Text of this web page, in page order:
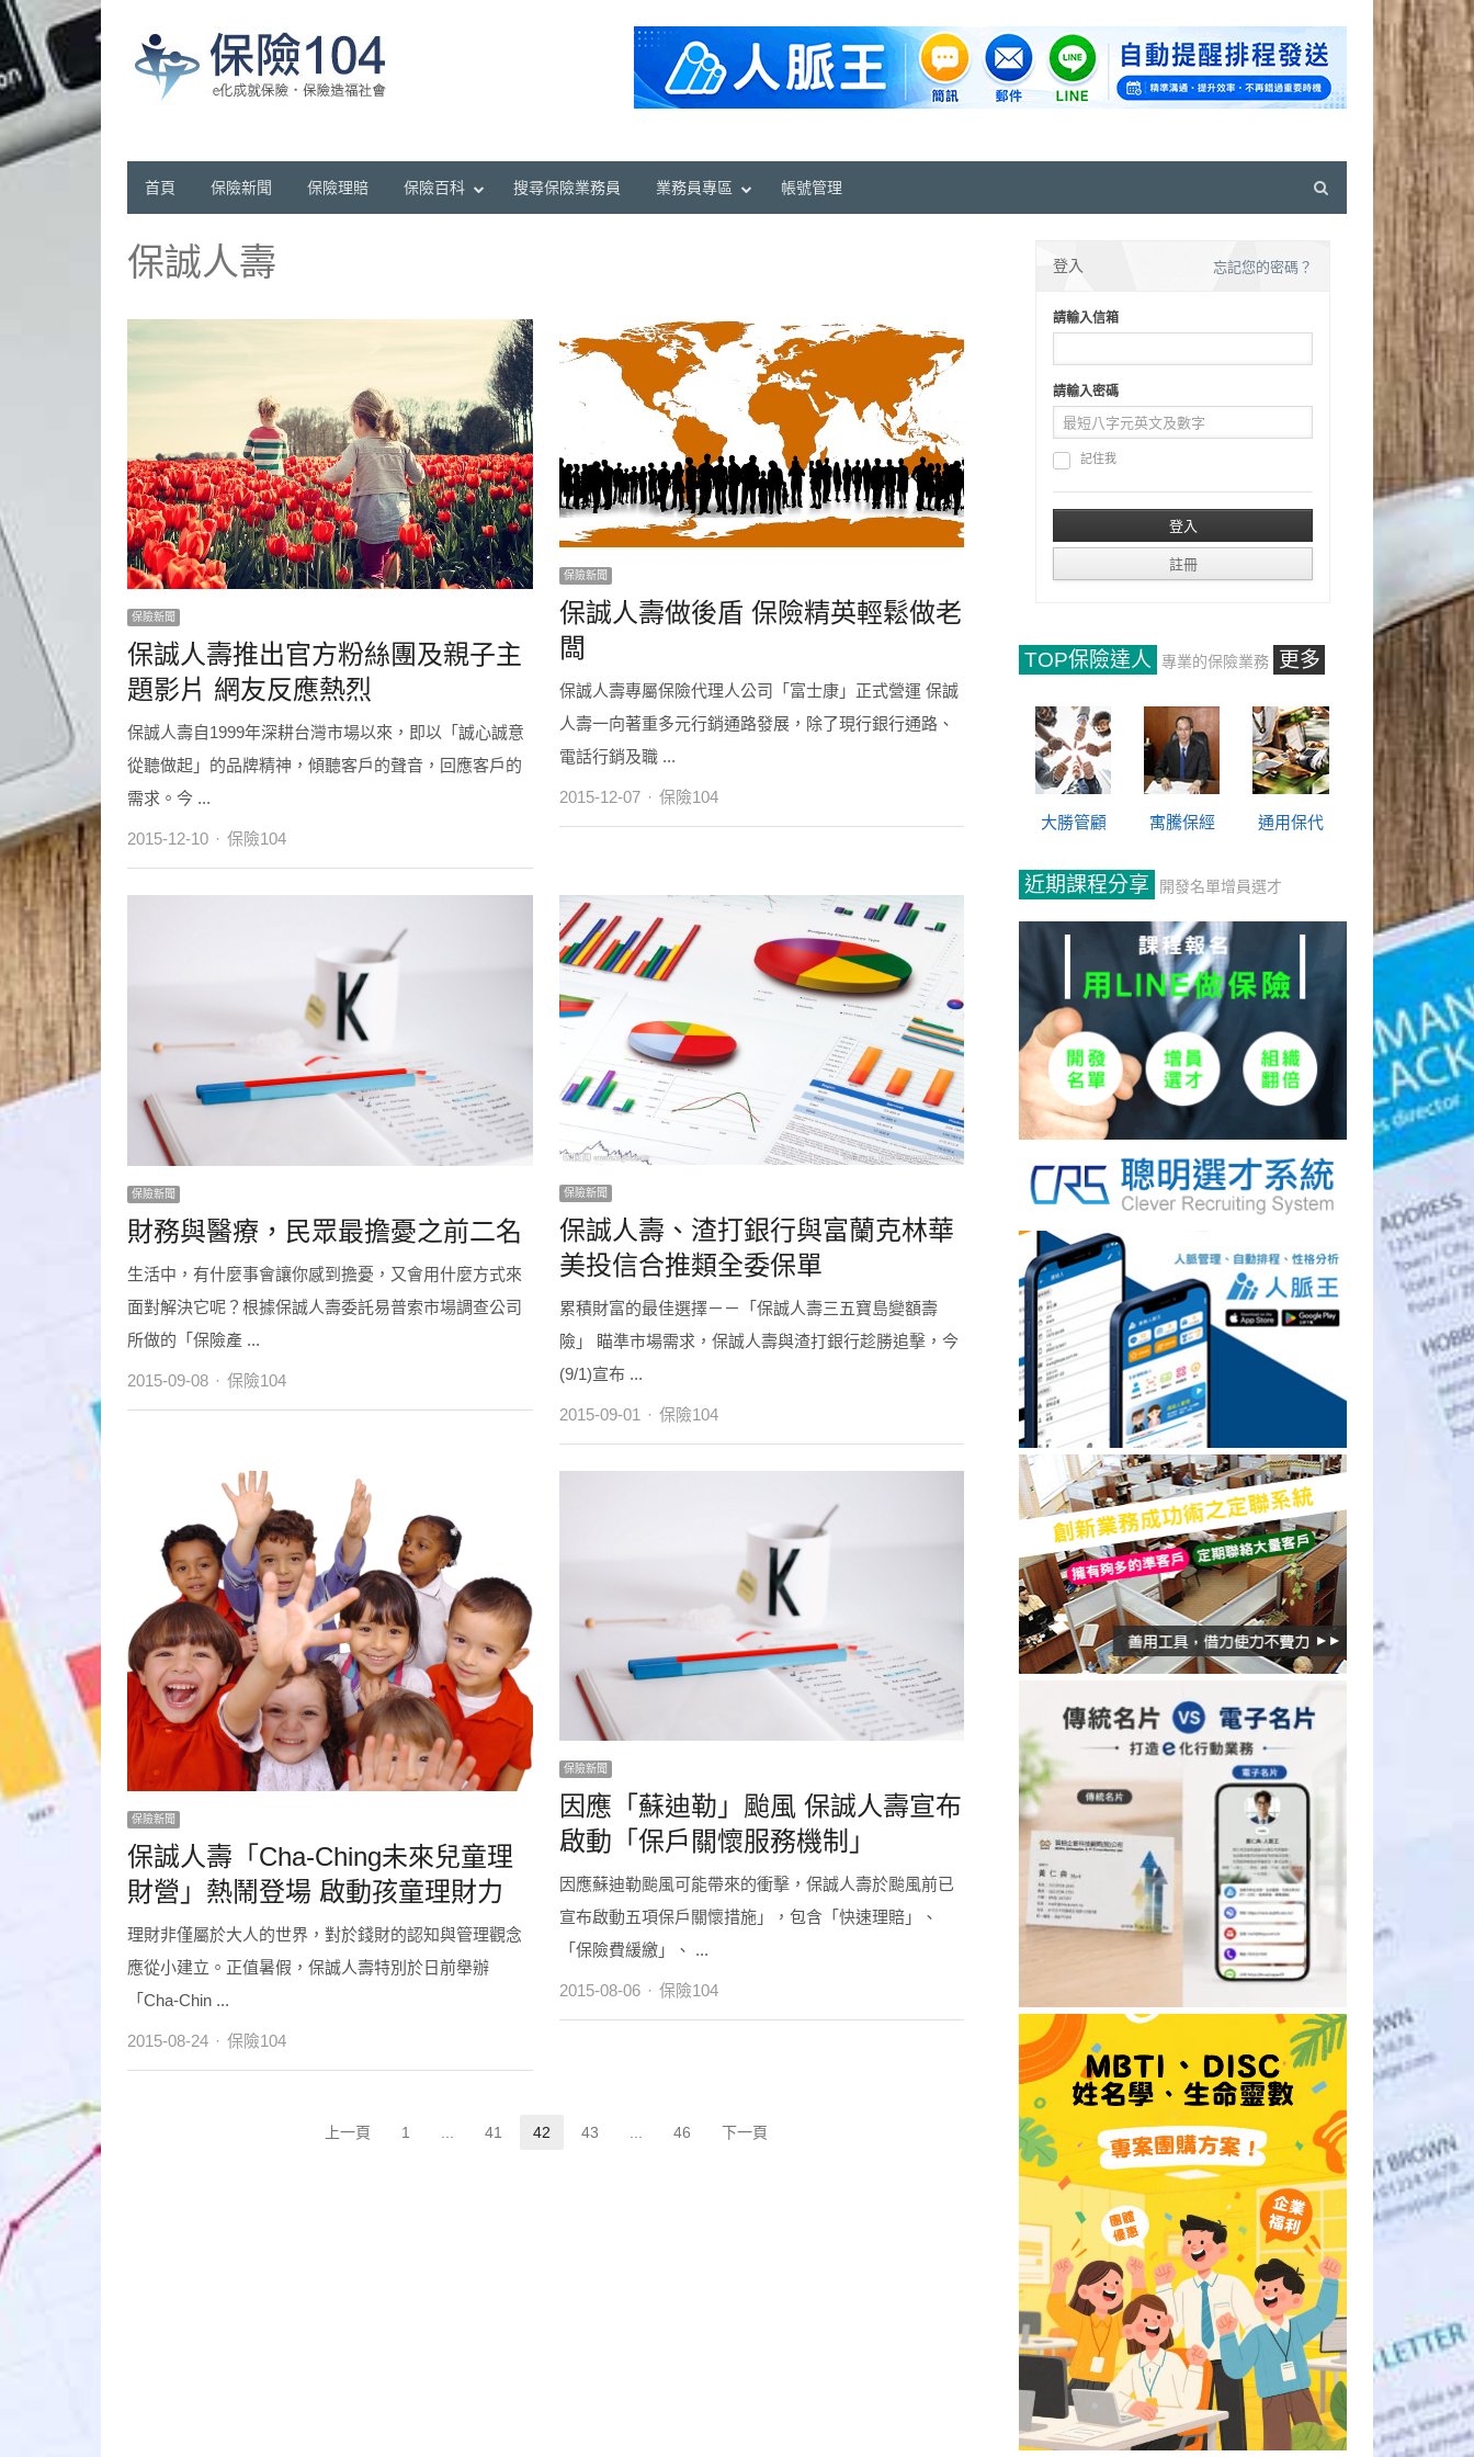
首頁 保險新聞 保險理賠 保險百科 搜尋保險業務員 業務員專區 帳號管理
保誠人壽
保險新聞
保誠人壽推出官方粉絲團及親子主
題影片 網友反應熱烈
保誠人壽自1999年深耕台灣市場以來，即以「誠心誠意
從聽做起」的品牌精神，傾聽客戶的聲音，回應客戶的
需求。今 ...
2015-12-10 Author
保險104
保險新聞
保誠人壽做後盾 保險精英輕鬆做老
闆
保誠人壽專屬保險代理人公司「富士康」正式營運 保誠
人壽一向著重多元行銷通路發展，除了現行銀行通路、
電話行銷及職 ...
2015-12-07 Author
保險104
保險新聞
財務與醫療，民眾最擔憂之前二名
生活中，有什麼事會讓你感到擔憂，又會用什麼方式來
面對解決它呢？根據保誠人壽委託易普索市場調查公司
所做的「保險產 ...
2015-09-08 Author
保險104
保險新聞
保誠人壽、渣打銀行與富蘭克林華
美投信合推類全委保單
累積財富的最佳選擇－－「保誠人壽三五寶島變額壽
險」 瞄準市場需求，保誠人壽與渣打銀行趁勝追擊，今
(9/1)宣布 ...
2015-09-01 Author
保險104
保險新聞
保誠人壽「Cha-Ching未來兒童理
財營」熱鬧登場 啟動孩童理財力
理財非僅屬於大人的世界，對於錢財的認知與管理觀念
應從小建立。正值暑假，保誠人壽特別於日前舉辦
「Cha-Chin ...
2015-08-24 Author
保險104
保險新聞
因應「蘇迪勒」颱風 保誠人壽宣布
啟動「保戶關懷服務機制」
因應蘇迪勒颱風可能帶來的衝擊，保誠人壽於颱風前已
宣布啟動五項保戶關懷措施」，包含「快速理賠」、
「保險費緩繳」、 ...
2015-08-06 Author
保險104
上一頁 Page
1 Page
41 Page
42 Page
43 Page
46 下一頁
登入 忘記您的密碼？
請輸入信箱
請輸入密碼
記住我
TOP保險達人 專業的保險業務 更多
大勝管顧 寓騰保經 通用保代
近期課程分享 開發名單增員選才